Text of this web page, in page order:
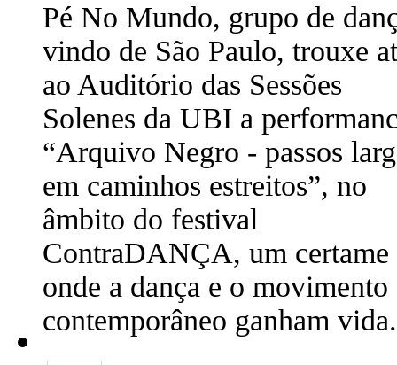
Pé No Mundo, grupo de
vindo de São Paulo, trouxe
ao Auditório das Sessões
Solenes da UBI a
“Arquivo Negro - passos
em caminhos estreitos”, no
âmbito do festival
ContraDANÇA, um certame
onde a dança e o movimento
contemporâneo ganham vida.